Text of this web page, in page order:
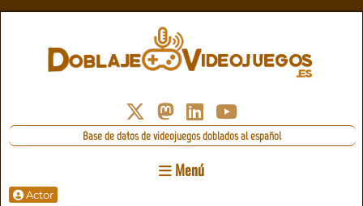
Base de datos de videojuegos doblados al español
Menú
Actor